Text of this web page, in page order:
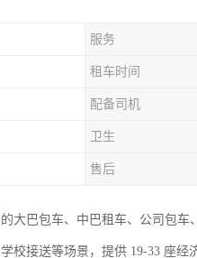
服务
租车时间
配备司机
卫生
售后
大巴包车、中巴租车、公司包车
校接送等场景，提供 19-33 座